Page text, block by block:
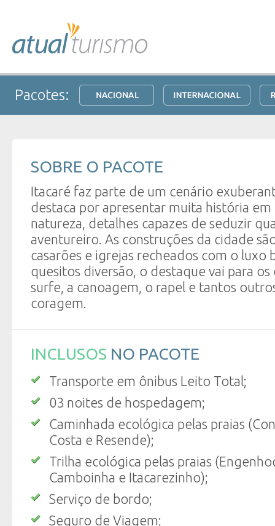
Pacotes:
SOBRE O PACOTE
Itacaré faz parte de um cenário
destaca por apresentar muita história
natureza, detalhes capazes de seduzir
aventureiro. As construções da cidade
casarões e igrejas recheados com o luxo
quesitos diversão, o destaque vai para
surfe, a canoagem, o rapel e tantos
coragem.
INCLUSOS NO PACOTE
Transporte em ônibus Leito Total;
03 noites de hospedagem;
Caminhada ecológica pelas praias
Costa e Resende);
Trilha ecológica pelas praias
Camboinha e Itacarezinho);
Serviço de bordo;
Seguro de Viagem;